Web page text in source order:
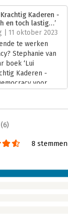
19-9-2023
Leiderschap
Kaderen -
en toch lastig…’
| 11 oktober 2023
te werken
Stephanie van
boek ‘Lui
Kaderen -
voor
(6)
8 stemmen